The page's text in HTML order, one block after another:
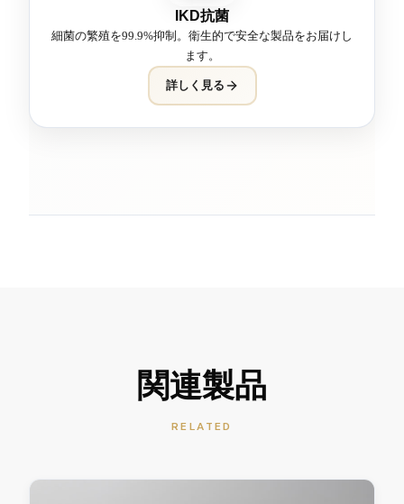
IKD抗菌
細菌の繁殖を99.9%抑制。衛生的で安全な製品をお届けし
ます。
詳しく見る
関連製品
RELATED